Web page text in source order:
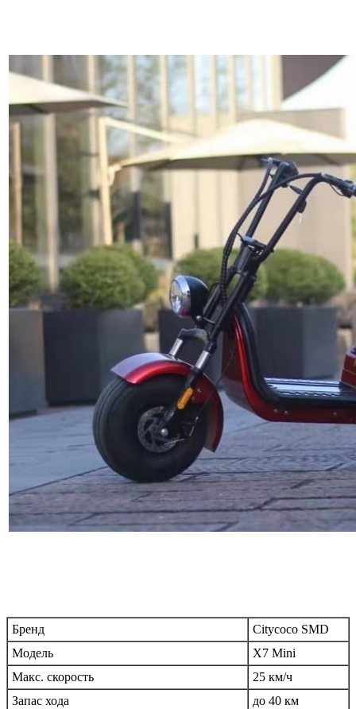
Бренд
Citycoco SMD
Модель
X7 Mini
Макс. скорость
25 км/ч
Запас хода
до 40 км